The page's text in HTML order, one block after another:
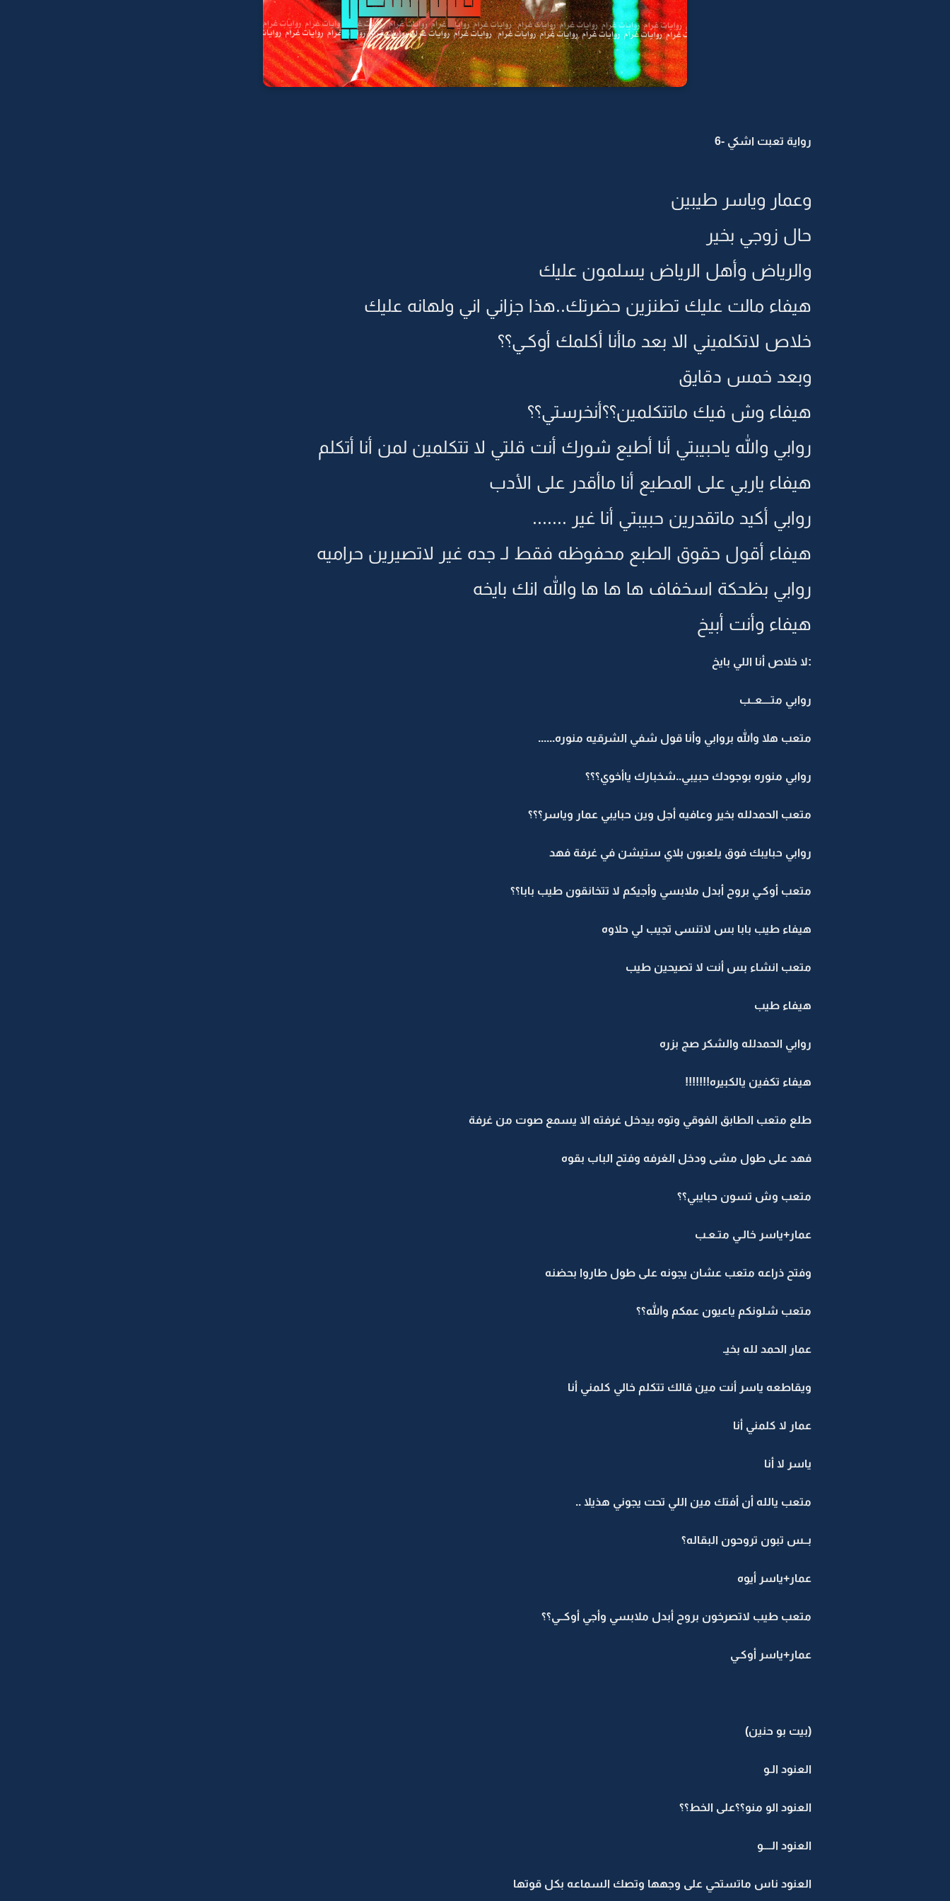
رواية تعبت اشكي -6
وعمار وياسر طيبين
حال زوجي بخير
والرياض وأهل الرياض يسلمون عليك
هيفاء مالت عليك تطنزين حضرتك..هذا جزاني اني ولهانه عليك
خلاص لاتكلميني الا بعد ماأنا أكلمك أوكـي؟؟
وبعد خمس دقايق
هيفاء وش فيك ماتتكلمين؟؟أنخرستي؟؟
روابي والله ياحبيبتي أنا أطيع شورك أنت قلتي لا تتكلمين لمن أنا أتكلم
هيفاء ياربي على المطيع أنا ماأقدر على الأدب
روابي أكيد ماتقدرين حبيبتي أنا غير .......
هيفاء أقول حقوق الطبع محفوظه فقط لـ جده غير لاتصيرين حراميه
روابي بظحكة اسخفاف ها ها ها والله انك بايخه
هيفاء وأنت أبيخ
:لا خلاص أنا اللي بايخ
روابي متــــعــب
متعب هلا والله بروابي وأنا قول شفي الشرقيه منوره......
روابي منوره بوجودك حبيبي..شخبارك ياأخوي؟؟؟
متعب الحمدلله بخير وعافيه أجل وين حبايبي عمار وياسر؟؟؟
روابي حبايبك فوق يلعبون بلاي ستيشن في غرفة فهد
متعب أوكـي بروح أبدل ملابسي وأجيكم لا تتخانقون طيب بابا؟؟
هيفاء طيب بابا بس لاتنسى تجيب لي حلاوه
متعب انشاء بس أنت لا تصيحين طيب
هيفاء طيب
روابي الحمدلله والشكر صج بزره
هيفاء تكفين يالكبيره!!!!!!!
طلع متعب الطابق الفوقي وتوه بيدخل غرفته الا يسمع صوت من غرفة
فهد على طول مشى ودخل الغرفه وفتح الباب بقوه
متعب وش تسون حبايبي؟؟
عمار+ياسر خالـي متـعـب
وفتح ذراعه متعب عشان يجونه على طول طاروا بحضنه
متعب شلونكم ياعيون عمكم والله؟؟
عمار الحمد لله بخيـ
ويقاطعه ياسر أنت مين قالك تتكلم خالي كلمني أنا
عمار لا كلمني أنا
ياسر لا أنا
متعب يالله أن أفتك مين اللي تحت يجوني هذيلا ..
بــس تبون تروحون البقاله؟
عمار+ياسر أيوه
متعب طيب لاتصرخون بروح أبدل ملابسي وأجي أوكــي؟؟
عمار+ياسر أوكـي
(بيت بو حنين)
العنود الـو
العنود الو منو؟؟على الخط؟؟
العنود الــــو
العنود ناس ماتستحي على وجهها وتصك السماعه بكل قوتها